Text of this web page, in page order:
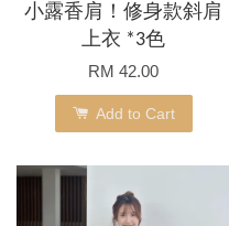
小露香肩！修身款斜肩
上衣 *3色
RM 42.00
Add to Cart